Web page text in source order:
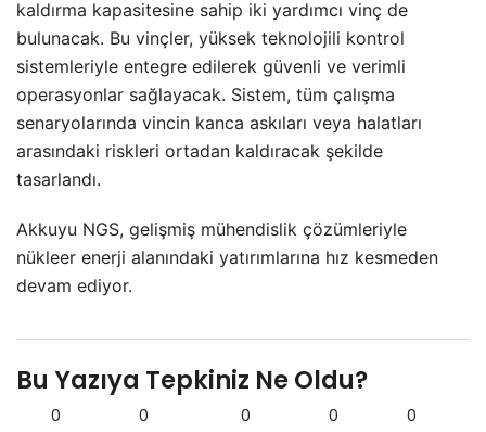
kaldırma kapasitesine sahip iki yardımcı vinç de
bulunacak. Bu vinçler, yüksek teknolojili kontrol
sistemleriyle entegre edilerek güvenli ve verimli
operasyonlar sağlayacak. Sistem, tüm çalışma
senaryolarında vincin kanca askıları veya halatları
arasındaki riskleri ortadan kaldıracak şekilde
tasarlandı.
Akkuyu NGS, gelişmiş mühendislik çözümleriyle
nükleer enerji alanındaki yatırımlarına hız kesmeden
devam ediyor.
Bu Yazıya Tepkiniz Ne Oldu?
0 0 0 0 0